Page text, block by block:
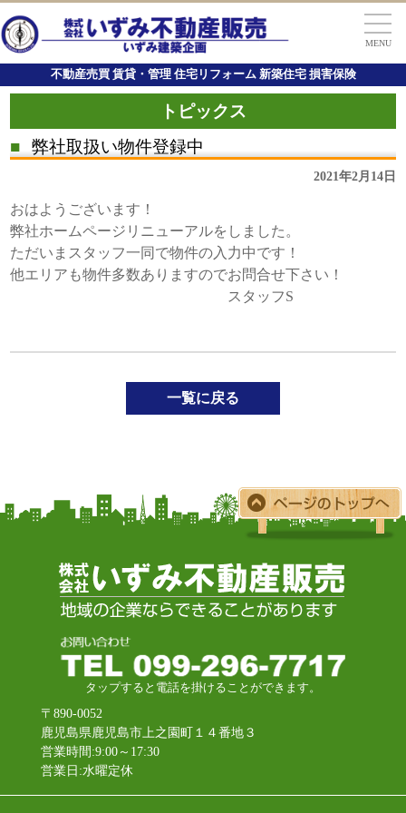
MENU
不動産売買 賃貸・管理 住宅リフォーム 新築住宅 損害保険
トピックス
■
弊社取扱い物件登録中
2021年2月14日
おはようございます！
弊社ホームページリニューアルをしました。
ただいまスタッフ一同で物件の入力中です！
他エリアも物件多数ありますのでお問合せ下さい！
スタッフS
一覧に戻る
タップすると電話を掛けることができます。
〒890-0052
鹿児島県鹿児島市上之園町１４番地３
営業時間:9:00～17:30
営業日:水曜定休